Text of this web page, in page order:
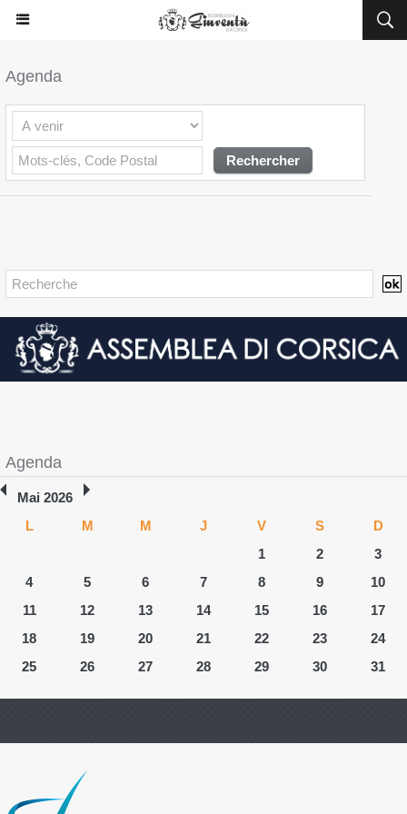
Agenda
Agenda
Mai 2026
L
M M J V S
D
1
2
3
4
5 6 7 8 9
10
11
12 13 14 15 16
17
18
19 20 21 22 23
24
25
26 27 28 29 30 31